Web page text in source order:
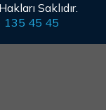
Saklıdır.
135 45 45